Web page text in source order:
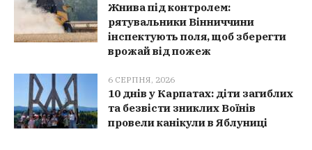
Жнива під контролем:
рятувальники Вінниччини
інспектують поля, щоб зберегти
врожай від пожеж
6 СЕРПНЯ, 2026
10 днів у Карпатах: діти загиблих
та безвісти зниклих Воїнів
провели канікули в Яблуниці